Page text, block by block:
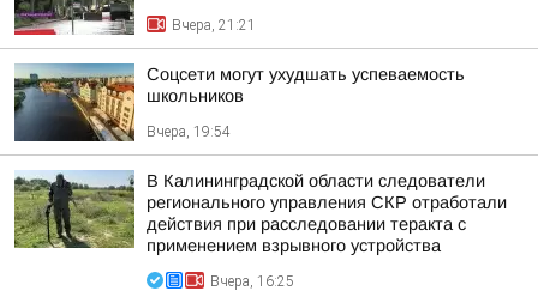
Вчера, 21:21
Соцсети могут ухудшать успеваемость
школьников
Вчера, 19:54
В Калининградской области следователи
регионального управления СКР отработали
действия при расследовании теракта с
применением взрывного устройства
Вчера, 16:25